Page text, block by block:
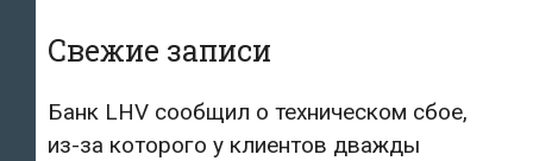
Свежие записи
Банк LHV сообщил о техническом сбое,
из-за которого у клиентов дважды